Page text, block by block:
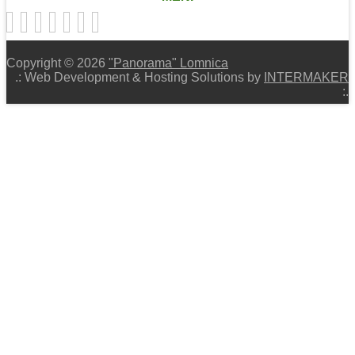
Copyright © 2026 "Panorama" Lomnica
.: Web Development & Hosting Solutions by INTERMAKER
:.